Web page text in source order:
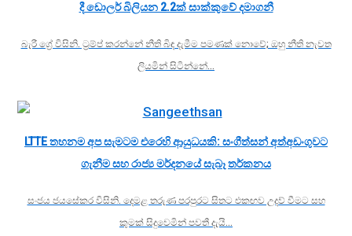
දී ඩොලර් බිලියන 2.2ක් සාක්කුවේ දමාගනී
බැරී ග්‍රේ විසිනි. ට්‍රම්ප් කරන්නේ නීති බිඳ දැමීම පමණක් නොවේ; ඔහු නීති නැවත
ලියමින් සිටින්නේ…
LTTE තහනම අප සැමටම එරෙහි ආයුධයකි: සංගීත්සන් අත්අඩංගුවට
ගැනීම සහ රාජ්‍ය මර්දනයේ සැබෑ තර්කනය
සංජය ජයසේකර විසිනි. දෙමළ තරුණ පරපුරට සිතට එකඟව උදව් වීමට සහ
කුමක් සිදුවෙමින් පවතී දැයි…